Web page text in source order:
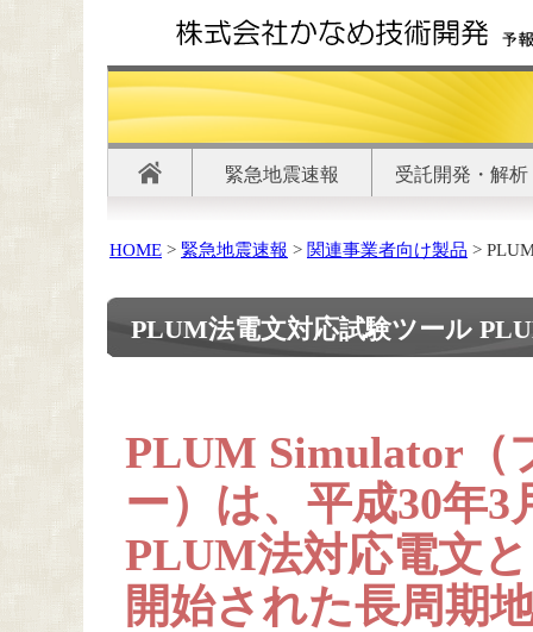
緊急地震速報 受託開発・解析
HOME > 緊急地震速報 > 関連事業者向け製品 >
PLUM法電文対応試験ツール
PLUM Simulator（
ー）は、平成30年
PLUM法対応電文
開始された長周期